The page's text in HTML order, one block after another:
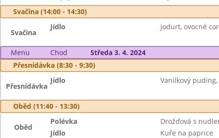
Svačina (14:00 - 14:30)
Svačina
Jídlo jodurt, ovocné
Menu Chod
Středa 3. 4. 2024
Přesnídávka (8:30 - 9:30)
Přesnídávka
Jídlo Vanilkový
Oběd (11:40 - 13:30)
Oběd
Polévka
Drožďová s
Jídlo
Kuře na paprice